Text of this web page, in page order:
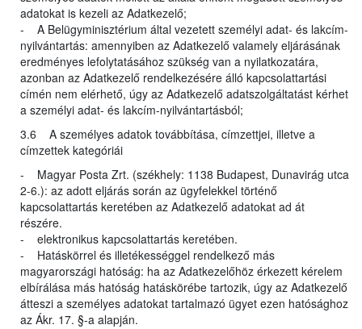
adatokat is kezeli az Adatkezelő;
- A Belügyminisztérium által vezetett személyi adat- és lakcím-
nyilvántartás: amennyiben az Adatkezelő valamely eljárásának
eredményes lefolytatásához szükség van a nyilatkozatára,
azonban az Adatkezelő rendelkezésére álló kapcsolattartási
címén nem elérhető, úgy az Adatkezelő adatszolgáltatást kérhet
a személyi adat- és lakcím-nyilvántartásból;
3.6 A személyes adatok továbbítása, címzettjei, illetve a
címzettek kategóriái
- Magyar Posta Zrt. (székhely: 1138 Budapest, Dunavirág utca
2-6.): az adott eljárás során az ügyfelekkel történő
kapcsolattartás keretében az Adatkezelő adatokat ad át
részére.
- elektronikus kapcsolattartás keretében.
- Hatáskörrel és illetékességgel rendelkező más
magyarországi hatóság: ha az Adatkezelőhöz érkezett kérelem
elbírálása más hatóság hatáskörébe tartozik, úgy az Adatkezelő
átteszi a személyes adatokat tartalmazó ügyet ezen hatósághoz
az Ákr. 17. §-a alapján.